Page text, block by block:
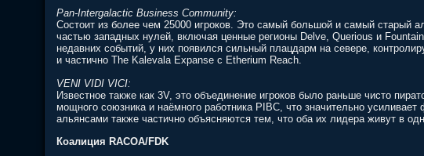
Pan-Intergalactic Business Community:
Состоит из более чем 25000 игроков. Это самый большой и самый старый
частью западных нулей, включая ценные регионы Delve, Querious и
недавних событий, у них появился сильный плацдарм на севере,
и частично The Kalevala Expanse с Etherium Reach.
VENI VIDI VICI:
Известное также как 3V, это объединение игроков было раньше чисто
мощного союзника и наёмного работника PIBC, что значительно
альянсами также частично объясняются тем, что оба их лидера живут в
Коалиция RACOA/FDK